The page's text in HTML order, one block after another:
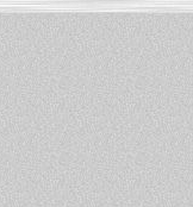
MacBook Pro -